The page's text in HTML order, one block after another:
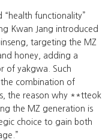
functionality”
Kwan Jang introduced
targeting the MZ
honey, adding a
of yakgwa. Such
combination of
the reason why **tteok
the MZ generation is
choice to gain both